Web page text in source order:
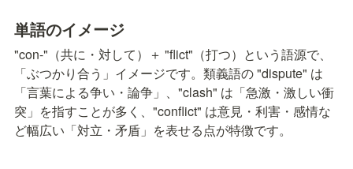
単語のイメージ
"con-"（共に・対して）＋ "flict"（打つ）という語源で、
「ぶつかり合う」イメージです。類義語の "dispute" は
「言葉による争い・論争」、"clash" は「急激・激しい衝
突」を指すことが多く、"conflict" は意見・利害・感情な
ど幅広い「対立・矛盾」を表せる点が特徴です。